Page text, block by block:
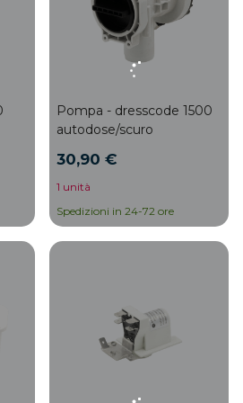
Pompa - dresscode 1500
autodose/scuro
30,90 €
1 unità
Spedizioni in 24-72 ore